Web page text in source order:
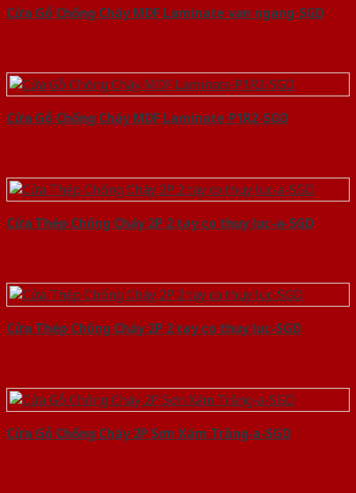
Cửa Gỗ Chống Cháy MDF Laminate van ngang-SGD
Cửa Gỗ Chống Cháy MDF Laminate P1R2-SGD
Cửa Thép Chống Cháy 2P 2 tay co thuy luc-a-SGD
Cửa Thép Chống Cháy 2P 2 tay co thuy luc-SGD
Cửa Gỗ Chống Cháy 2P Sơn Xám Trắng-a-SGD